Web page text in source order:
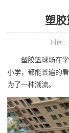
塑
时间
塑胶篮球场在
小学，都能普遍的
为了一种潮流。